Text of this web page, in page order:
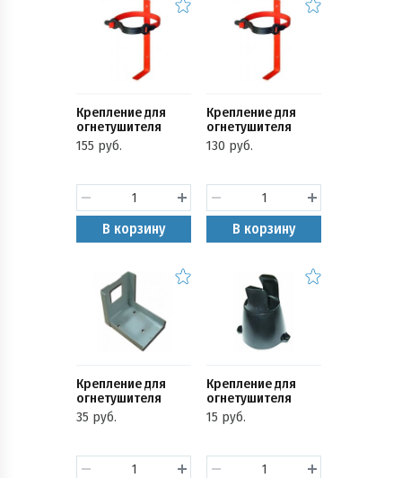
Крепление для
огнетушителя
(ТГ-3)
155 руб.
В корзину
Крепление для
огнетушителя
(ТГ-2
Ярпожинвест)
130 руб.
В корзину
Крепление для
огнетушителя
металлическое
(Т-5)
35 руб.
Крепление для
огнетушителя
пластиковое (Т-1)
15 руб.